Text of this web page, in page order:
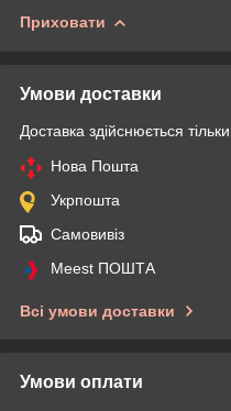
Приховати
Умови доставки
Доставка здійснюється
Нова Пошта
Укрпошта
Самовивіз
Meest ПОШТА
Всі умови доставки
Умови оплати